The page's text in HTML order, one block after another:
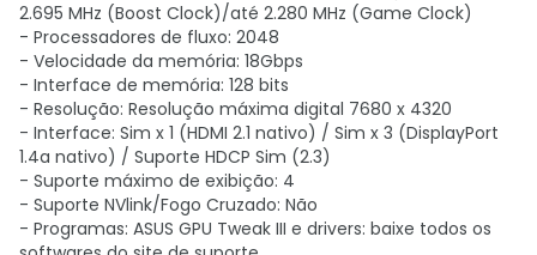
2.695 MHz (Boost Clock)/até 2.280 MHz (Game Clock)
- Processadores de fluxo: 2048
- Velocidade da memória: 18Gbps
- Interface de memória: 128 bits
- Resolução: Resolução máxima digital 7680 x 4320
- Interface: Sim x 1 (HDMI 2.1 nativo) / Sim x 3 (DisplayPort
1.4a nativo) / Suporte HDCP Sim (2.3)
- Suporte máximo de exibição: 4
- Suporte NVlink/Fogo Cruzado: Não
- Programas: ASUS GPU Tweak III e drivers: baixe todos os